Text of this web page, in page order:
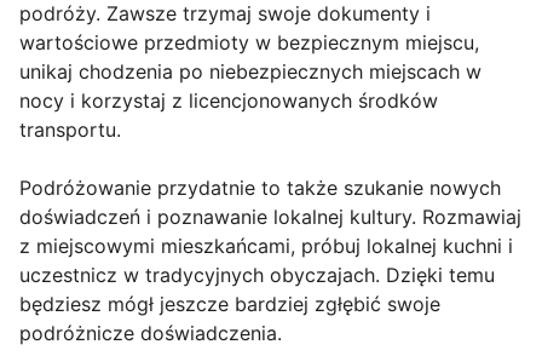
podróży. Zawsze trzymaj swoje dokumenty i
wartościowe przedmioty w bezpiecznym miejscu,
unikaj chodzenia po niebezpiecznych miejscach w
nocy i korzystaj z licencjonowanych środków
transportu.
Podróżowanie przydatnie to także szukanie nowych
doświadczeń i poznawanie lokalnej kultury. Rozmawiaj
z miejscowymi mieszkańcami, próbuj lokalnej kuchni i
uczestnicz w tradycyjnych obyczajach. Dzięki temu
będziesz mógł jeszcze bardziej zgłębić swoje
podróżnicze doświadczenia.